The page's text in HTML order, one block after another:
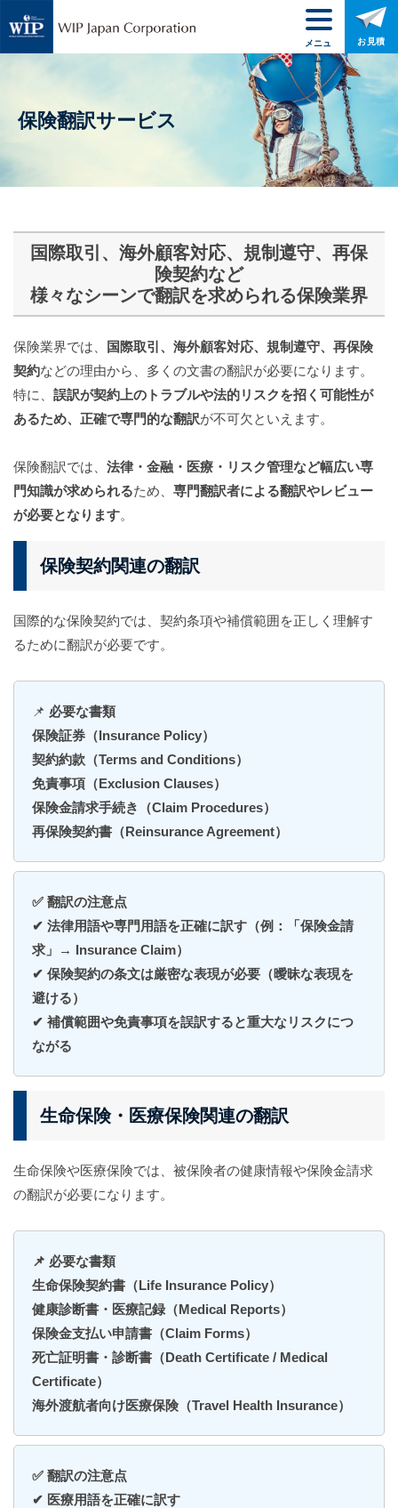
保険翻訳サービス
国際取引、海外顧客対応、規制遵守、再保
険契約など
様々なシーンで翻訳を求められる保険業界
保険業界では、
国際取引、海外顧客対応、規制遵守、再保険
契約などの理由から、多くの文書の翻訳が必要になります。
特に、 誤訳が契約上のトラブルや法的リスクを招く可能性が
あるため、正確で専門的な翻訳が不可欠といえます。
保険翻訳では、 法律・金融・医療・リスク管理など幅広い専
門知識が求められるため、 専門翻訳者による翻訳やレビュー
が必要となります。
保険契約関連の翻訳
国際的な保険契約では、契約条項や補償範囲を正しく理解す
るために翻訳が必要です。
📌 必要な書類
保険証券（Insurance Policy）
契約約款（Terms and Conditions）
免責事項（Exclusion Clauses）
保険金請求手続き（Claim Procedures）
再保険契約書（Reinsurance Agreement）
✅ 翻訳の注意点
✔ 法律用語や専門用語を正確に訳す（例：「保険金請
求」→ Insurance Claim）
✔ 保険契約の条文は厳密な表現が必要（曖昧な表現を
避ける）
✔ 補償範囲や免責事項を誤訳すると重大なリスクにつ
ながる
生命保険・医療保険関連の翻訳
生命保険や医療保険では、被保険者の健康情報や保険金請求
の翻訳が必要になります。
📌 必要な書類
生命保険契約書（Life Insurance Policy）
健康診断書・医療記録（Medical Reports）
保険金支払い申請書（Claim Forms）
死亡証明書・診断書（Death Certificate / Medical
Certificate）
海外渡航者向け医療保険（Travel Health Insurance）
✅ 翻訳の注意点
✔ 医療用語を正確に訳す
メニュ
ー
お見積